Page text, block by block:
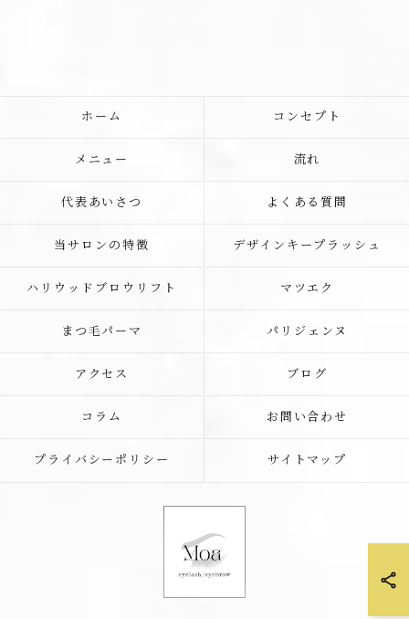
ホーム コンセプト
メニュー 流れ
代表あいさつ よくある質問
当サロンの特徴 デザインキープラッシュ
ハリウッドブロウリフト マツエク
まつ毛パーマ パリジェンヌ
アクセス ブログ
コラム お問い合わせ
プライバシーポリシー サイトマップ